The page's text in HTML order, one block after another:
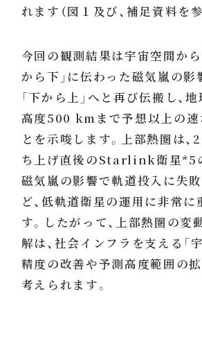
れます（図１及び、補足資料を参
今回の観測結果は宇宙空間から
から下」に伝わった磁気嵐の影
「下から上」へと再び伝搬し、
高度500 kmまで予想以上の速
とを示唆します。上部熱圏は
ち上げ直後のStarlink衛星*5
磁気嵐の影響で軌道投入に失
ど、低軌道衛星の運用に非常に
す。したがって、上部熱圏の変
解は、社会インフラを支える「
精度の改善や予測高度範囲の
考えられます。